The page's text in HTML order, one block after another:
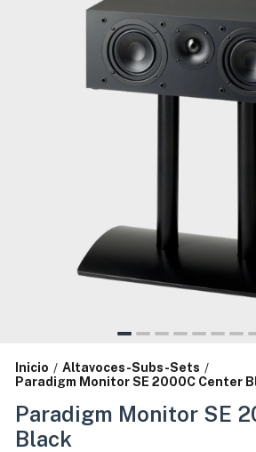
Inicio / Altavoces-Subs-Sets /
Paradigm Monitor SE 2000C Center
Paradigm Monitor SE
Black